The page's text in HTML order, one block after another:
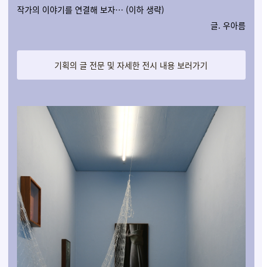
작가의 이야기를 연결해 보자… (이하 생략)
글. 우아름
기획의 글 전문 및 자세한 전시 내용 보러가기